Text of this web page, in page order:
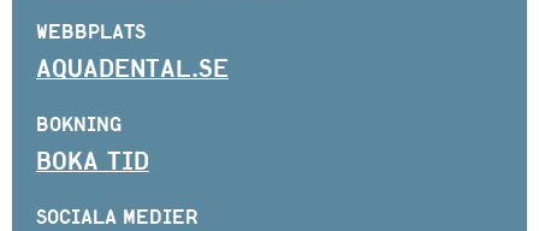
WEBBPLATS
AQUADENTAL.SE
BOKNING
BOKA TID
SOCIALA MEDIER